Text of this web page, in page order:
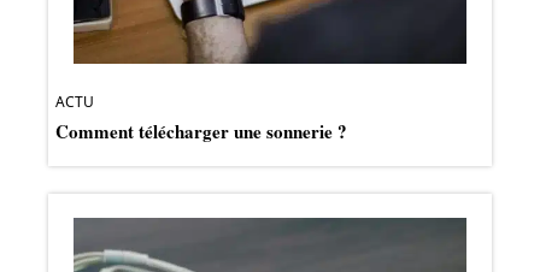
ACTU
Comment télécharger une sonnerie ?